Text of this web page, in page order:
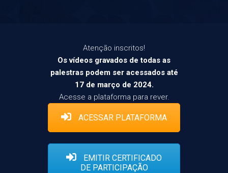
Atenção inscritos!
Os vídeos gravados de todas as
palestras podem ser acessados até
17 de março de 2024.
Acesse a plataforma para rever.
ACESSAR PLATAFORMA
EMITIR CERTIFICADO
DE PARTICIPAÇÃO